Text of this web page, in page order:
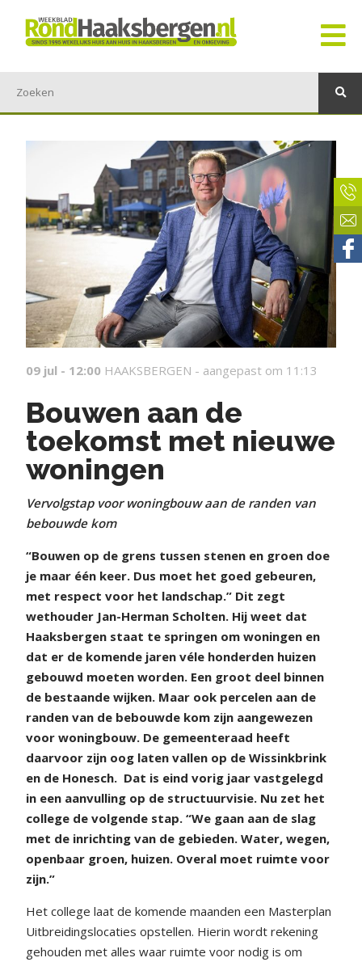
09 jul - 12:00 HAAKSBERGEN - aangepast om 11:13
Bouwen aan de
toekomst met nieuwe
woningen
Vervolgstap voor woningbouw aan de randen van
bebouwde kom
“Bouwen op de grens tussen stenen en groen doe
je maar één keer. Dus moet het goed gebeuren,
met respect voor het landschap.” Dit zegt
wethouder Jan-Herman Scholten. Hij weet dat
Haaksbergen staat te springen om woningen en
dat er de komende jaren véle honderden huizen
gebouwd moeten worden. Een groot deel binnen
de bestaande wijken. Maar ook percelen aan de
randen van de bebouwde kom zijn aangewezen
voor woningbouw. De gemeenteraad heeft
daarvoor zijn oog laten vallen op de Wissinkbrink
en de Honesch. Dat is eind vorig jaar vastgelegd
in een aanvulling op de structuurvisie. Nu zet het
college de volgende stap. “We gaan aan de slag
met de inrichting van de gebieden. Water, wegen,
openbaar groen, huizen. Overal moet ruimte voor
zijn.”
Het college laat de komende maanden een Masterplan
Uitbreidingslocaties opstellen. Hierin wordt rekening
gehouden met alles waar ruimte voor nodig is om